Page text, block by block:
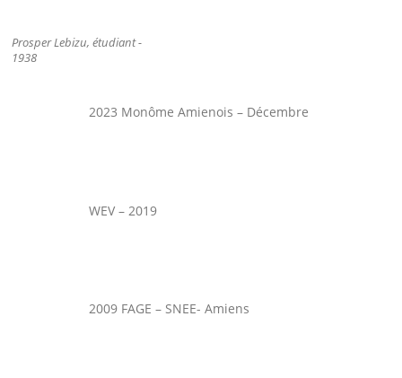
Prosper Lebizu, étudiant -
1938
2023 Monôme Amienois – Décembre
WEV – 2019
2009 FAGE – SNEE- Amiens